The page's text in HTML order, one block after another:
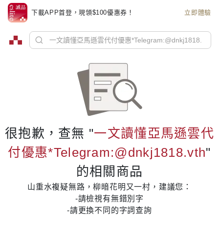
下載APP首登，現領$100優惠券！ 立即體驗
很抱歉，查無 "一文讀懂亞馬遜雲代
付優惠*Telegram:@dnkj1818.vth"
的相關商品
山重水複疑無路，柳暗花明又一村，建議您：
-請檢視有無錯別字
-請更換不同的字詞查詢